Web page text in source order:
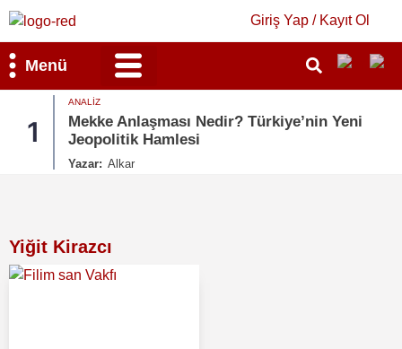
Giriş Yap / Kayıt Ol
Menü
1
ANALIZ
Mekke Anlaşması Nedir? Türkiye’nin Yeni
Jeopolitik Hamlesi
Yazar: Alkar
Yiğit Kirazcı